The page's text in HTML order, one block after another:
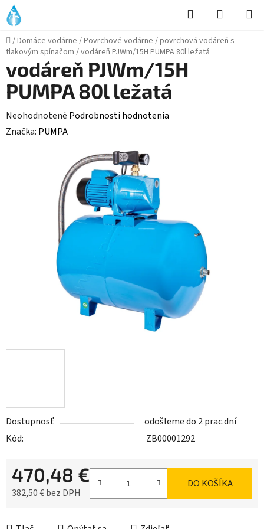
Prejsť
na
obsah
Hľadať
KOŠÍK
Domov
/Domáce vodárne/Povrchové vodárne/povrchová vodáreň s
tlakovým spínačom/vodáreň PJWm/15H PUMPA 80l ležatá
Dostupnosť
odošleme do 2 prac.dní
Kód:
ZB00001292
470,48 €
382,50 € bez DPH
DO KOŠÍKA
vodáreň PJWm/15H
PUMPA 80l ležatá
Priemerné
hodnotenie
Neohodnotené Podrobnosti hodnotenia
Značka: PUMPA